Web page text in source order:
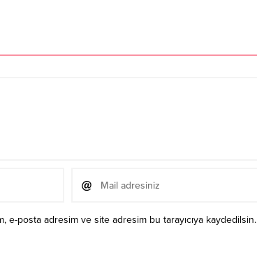
e-posta adresim ve site adresim bu tarayıcıya kaydedilsin.